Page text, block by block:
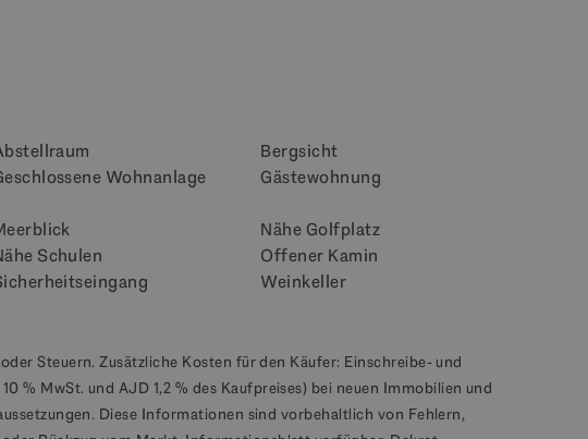
Bergsicht
Wohnanlage Gästewohnung
Nähe Golfplatz
Schulen
Offener Kamin
Weinkeller
Steuern. Zusätzliche Kosten für den Käufer: Einschreibe- und
% MwSt. und AJD 1,2 % des Kaufpreises) bei neuen Immobilien und
Diese Informationen sind vorbehaltlich von Fehlern,